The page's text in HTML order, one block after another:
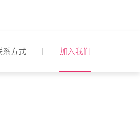
系方式 加入我们